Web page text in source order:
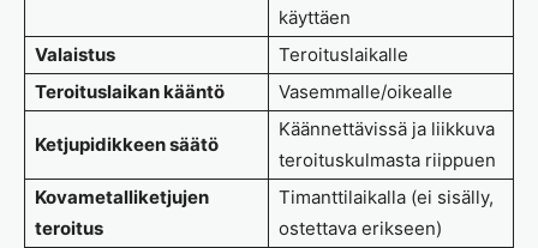
käyttäen
Valaistus
Teroituslaikalle
Teroituslaikan kääntö
Vasemmalle/oikealle
Ketjupidikkeen säätö
Käännettävissä ja liikkuva
teroituskulmasta riippuen
Kovametalliketjujen
teroitus
Timanttilaikalla (ei sisälly,
ostettava erikseen)